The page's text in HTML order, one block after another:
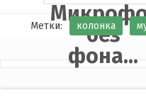
без
фона...
Метки: колонка